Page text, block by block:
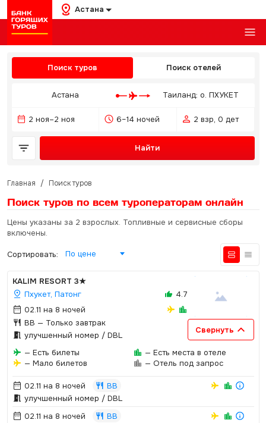
Астана
Поиск туров Поиск отелей
Астана Таиланд: о. ПХУКЕТ
2 ноя–2 ноя 6–14 ночей 2 взр, 0 дет
Найти
Главная / Поиск туров
Поиск туров по всем туроператорам онлайн
Цены указаны за 2 взрослых. Топливные и сервисные сборы
включены.
Сортировать: По цене
KALIM RESORT 3★
Пхукет, Патонг
02.11 на 8 ночей
BB — Только завтрак
4.7
улучшенный номер / DBL
Свернуть
— Есть билеты
— Мало билетов
— Есть места в отеле
— Отель под запрос
02.11 на 8 ночей
BB
улучшенный номер / DBL
02.11 на 8 ночей
BB